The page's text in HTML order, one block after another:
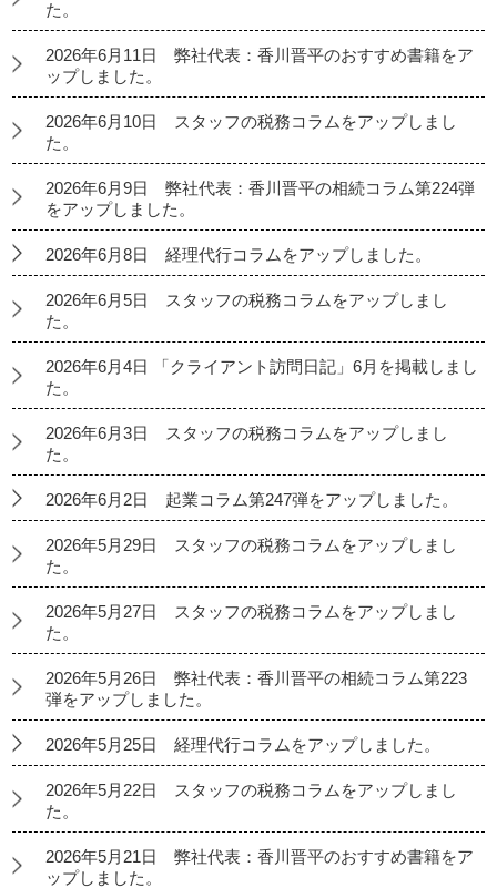
た。
2026年6月11日 弊社代表：香川晋平のおすすめ書籍をア
ップしました。
2026年6月10日 スタッフの税務コラムをアップしまし
た。
2026年6月9日 弊社代表：香川晋平の相続コラム第224弾
をアップしました。
2026年6月8日 経理代行コラムをアップしました。
2026年6月5日 スタッフの税務コラムをアップしまし
た。
2026年6月4日 「クライアント訪問日記」6月を掲載しまし
た。
2026年6月3日 スタッフの税務コラムをアップしまし
た。
2026年6月2日 起業コラム第247弾をアップしました。
2026年5月29日 スタッフの税務コラムをアップしまし
た。
2026年5月27日 スタッフの税務コラムをアップしまし
た。
2026年5月26日 弊社代表：香川晋平の相続コラム第223
弾をアップしました。
2026年5月25日 経理代行コラムをアップしました。
2026年5月22日 スタッフの税務コラムをアップしまし
た。
2026年5月21日 弊社代表：香川晋平のおすすめ書籍をア
ップしました。